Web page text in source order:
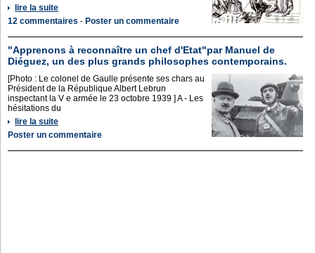
lire la suite
12 commentaires - Poster un commentaire
"Apprenons à reconnaître un chef d'Etat"par Manuel de
Diéguez, un des plus grands philosophes contemporains.
[Photo : Le colonel de Gaulle présente ses chars au
Président de la République Albert Lebrun
inspectant la V e armée le 23 octobre 1939 ] A - Les
hésitations du
lire la suite
Poster un commentaire